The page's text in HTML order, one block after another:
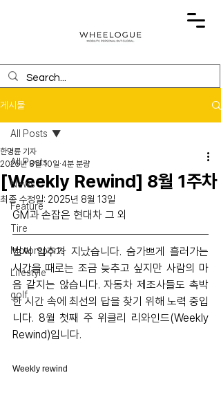
게시물
All Posts
News
Feature
Tire
Motorsports
Lifestyle
golf
All Posts
[Weekly Rewind] 8월 1주차
한명륜 기자
2025년 8월 10일 4분 분량
최종 수정일: 2025년 8월 13일
GM과 손잡은 현대차 그 외
벌써 입추가 지났습니다. 숨가쁘게 흘러가는
시간을 때로는 조금 늦추고 싶지만 사람의 마
음 같지는 않습니다. 자동차 제조사들도 촉박
한 시간 속에 최선의 답을 찾기 위해 노력 중입
니다. 8월 첫째 주 위클리 리와인드(Weekly
Rewind)입니다.
Weekly rewind